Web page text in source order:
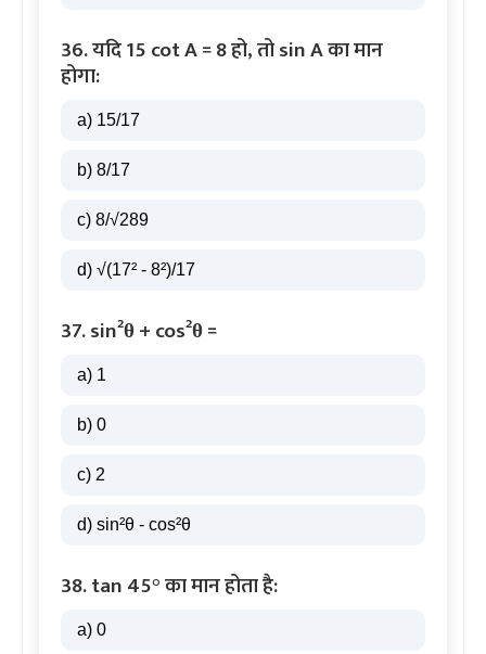
36. यदि 15 cot A = 8 हो, तो sin A का मान
होगा:
a) 15/17
b) 8/17
c) 8/√289
d) √(17² - 8²)/17
37. sin²θ + cos²θ =
a) 1
b) 0
c) 2
d) sin²θ - cos²θ
38. tan 45° का मान होता है:
a) 0